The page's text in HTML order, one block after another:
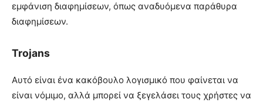
εμφάνιση διαφημίσεων, όπως αναδυόμενα παράθυρα
διαφημίσεων.
Trojans
Αυτό είναι ένα κακόβουλο λογισμικό που φαίνεται να
είναι νόμιμο, αλλά μπορεί να ξεγελάσει τους χρήστες να